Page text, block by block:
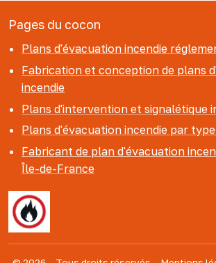
Pages du cocon
Plans d'évacuation incendie
Fabrication et conception de plans
incendie
Plans d'intervention et signalétique
Plans d'évacuation incendie par
Fabricant de plan d'évacuation
Île-de-France